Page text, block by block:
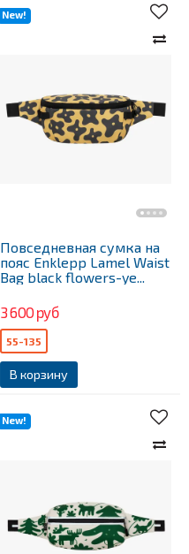
New!
Повседневная сумка на
пояс Enklepp Lamel Waist
Bag black flowers-ye...
3 600 руб
В корзину
55-135
New!